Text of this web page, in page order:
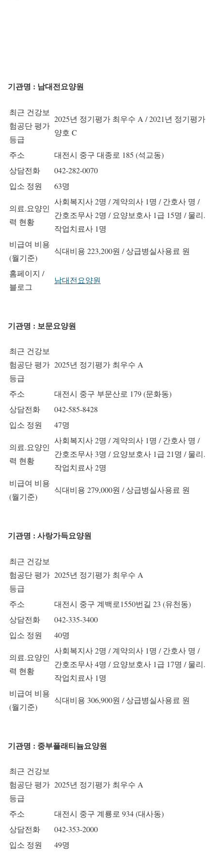
기관명 : 남대전요양원
최근 건강보
험공단 평가
등급
2025년 정기평가 최우수 A / 2021년 정기평가
양호 C
주소
대전시 중구 대종로 185 (석교동)
상담전화
042-282-0070
입소 정원
63명
의료.요양인
력 현황
사회복지사 2명 / 계약의사 1명 / 간호사 명 /
간호조무사 2명 / 요양보호사 1급 15명 / 물리.
작업치료사 1명
비급여 비용
(월기준)
식대비용 223,200원 / 상급병실사용료 원
홈페이지 /
블로그
남대전요양원
기관명 : 보문요양원
최근 건강보
험공단 평가
등급
2025년 정기평가 최우수 A
주소
대전시 중구 부문산로 179 (문화동)
상담전화
042-585-8428
입소 정원
47명
의료.요양인
력 현황
사회복지사 2명 / 계약의사 1명 / 간호사 명 /
간호조무사 3명 / 요양보호사 1급 21명 / 물리.
작업치료사 2명
비급여 비용
(월기준)
식대비용 279,000원 / 상급병실사용료 원
기관명 : 사랑가득요양원
최근 건강보
험공단 평가
등급
2025년 정기평가 최우수 A
주소
대전시 중구 계백로1550번길 23 (유천동)
상담전화
042-335-3400
입소 정원
40명
의료.요양인
력 현황
사회복지사 2명 / 계약의사 1명 / 간호사 명 /
간호조무사 4명 / 요양보호사 1급 17명 / 물리.
작업치료사 1명
비급여 비용
(월기준)
식대비용 306,900원 / 상급병실사용료 원
기관명 : 중부플래티늄요양원
최근 건강보
험공단 평가
등급
2025년 정기평가 최우수 A
주소
대전시 중구 계룡로 934 (대사동)
상담전화
042-353-2000
입소 정원
49명